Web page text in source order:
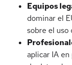
Equipos
dominar el
sobre el
aplicar IA